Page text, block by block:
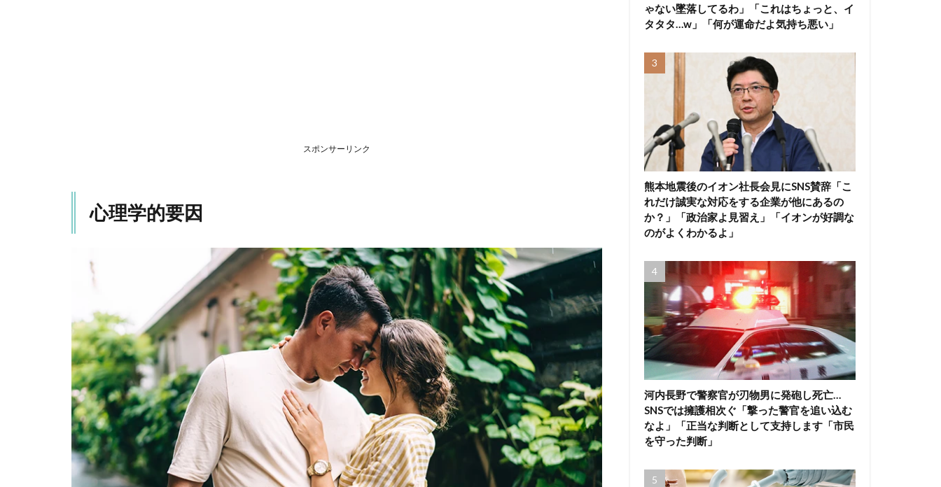
と
スポンサーリンク
心理学的要因
ゃない墜落してるわ」「これはちょっと、イ
タタタ…w」「何が運命だよ気持ち悪い」
熊本地震後のイオン社長会見にSNS賛辞「こ
れだけ誠実な対応をする企業が他にあるの
か？」「政治家よ見習え」「イオンが好調な
のがよくわかるよ」
河内長野で警察官が刃物男に発砲し死亡…
SNSでは擁護相次ぐ「撃った警官を追い込む
なよ」「正当な判断として支持します「市民
を守った判断」